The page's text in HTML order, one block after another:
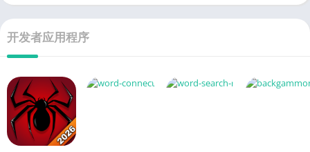
开发者应用程序